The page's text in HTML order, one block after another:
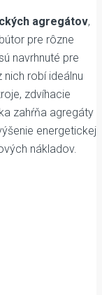
agregátov,
pre rôzne
navrhnuté pre
robí ideálnu
zdvíhacie
zahŕňa agregáty
energetickej
nákladov.